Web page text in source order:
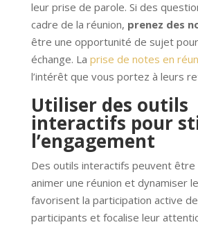
leur prise de parole. Si des
cadre de la réunion, prenez des
être une opportunité de sujet
échange. La prise de notes en
l’intérêt que vous portez à leurs
Utiliser des outils
interactifs pour
l’engagement
Des outils interactifs peuvent être
animer une réunion et dynamiser
favorisent la participation active
participants et focalise leur